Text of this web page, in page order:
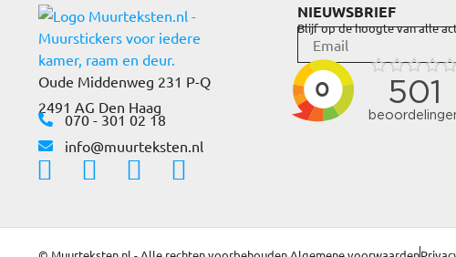
Oude Middenweg 231 P-Q
2491 AG Den Haag
070 - 301 02 18
info@muurteksten.nl
NIEUWSBRIEF
Blijf op de hoogte van alle